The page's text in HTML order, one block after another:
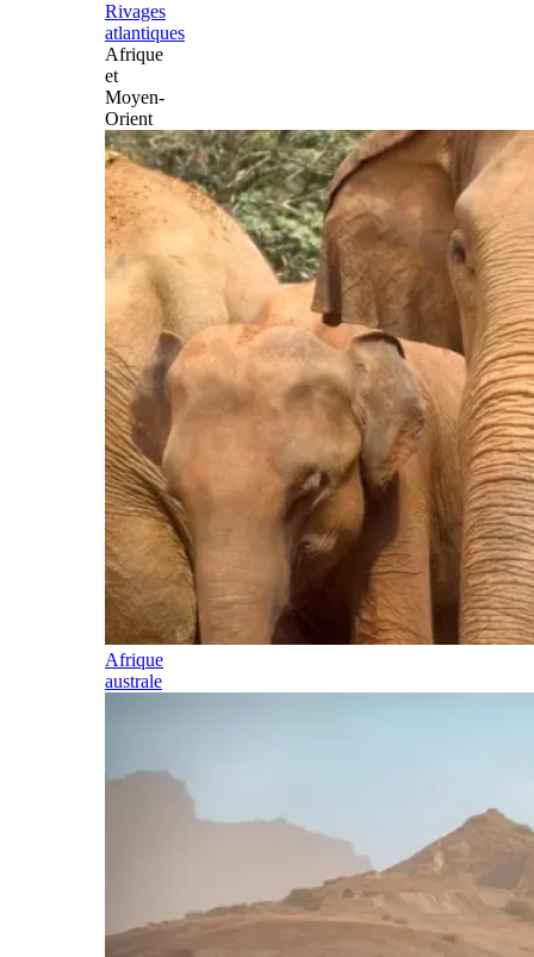
Rivages
atlantiques
Afrique
et
Moyen-
Orient
Afrique
australe